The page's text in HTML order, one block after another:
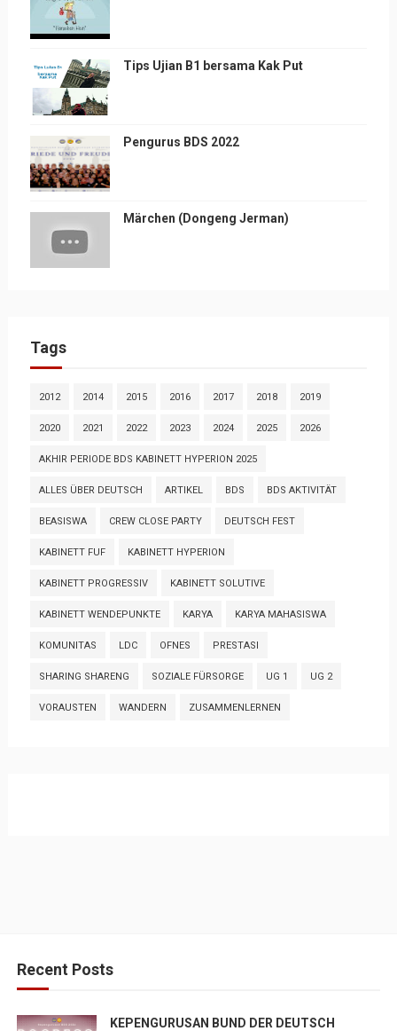
Tips Ujian B1 bersama Kak Put
Pengurus BDS 2022
Märchen (Dongeng Jerman)
Tags
2012 2014 2015 2016 2017 2018 2019
2020 2021 2022 2023 2024 2025 2026
AKHIR PERIODE BDS KABINETT HYPERION 2025
ALLES ÜBER DEUTSCH ARTIKEL BDS BDS AKTIVITÄT
BEASISWA CREW CLOSE PARTY DEUTSCH FEST
KABINETT FUF KABINETT HYPERION
KABINETT PROGRESSIV KABINETT SOLUTIVE
KABINETT WENDEPUNKTE KARYA KARYA MAHASISWA
KOMUNITAS LDC OFNES PRESTASI
SHARING SHARENG SOZIALE FÜRSORGE UG 1 UG 2
VORAUSTEN WANDERN ZUSAMMENLERNEN
Recent Posts
KEPENGURUSAN BUND DER DEUTSCH